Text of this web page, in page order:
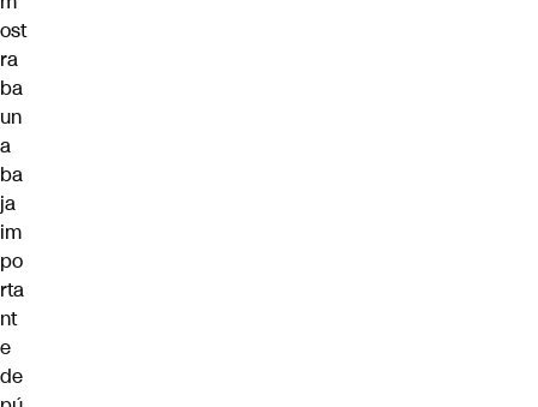
ost
ra
ba
un
a
ba
ja
im
po
rta
nt
e
de